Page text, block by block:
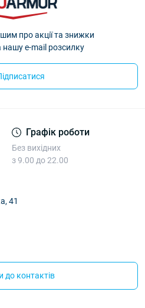
про акції та знижки
нашу e-mail розсилку
Графік роботи
Без вихідних
з 9.00 до 22.00
41
до контактів